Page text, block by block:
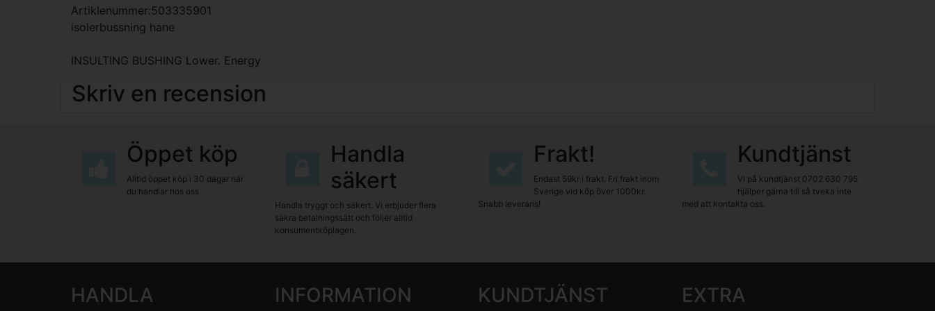
Artiklenummer:503335901
isolerbussning hane
INSULTING BUSHING Lower. Energy
Skriv en recension
Öppet köp
Alltid öppet köp i 30 dagar när
du handlar hos oss
Handla
säkert
Handla tryggt och säkert. Vi erbjuder flera
säkra betalningssätt och följer alltid
konsumentköplagen.
Frakt!
Endast 59kr i frakt. Fri frakt inom
Sverige vid köp över 1000kr.
Snabb leverans!
Kundtjänst
Vi på kundtjänst 0702 630 795
hjälper gärna till så tveka inte
med att kontakta oss.
HANDLA INFORMATION KUNDTJÄNST EXTRA